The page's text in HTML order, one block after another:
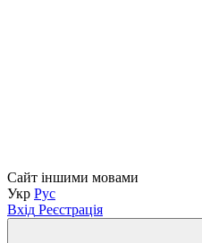
Сайт іншими мовами
Укр Рус
Вхід Реєстрація